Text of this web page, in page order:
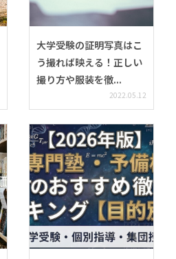
大学受験の証明写真はこ
う撮れば映える！正しい
撮り方や服装を徹...
2022.05.12